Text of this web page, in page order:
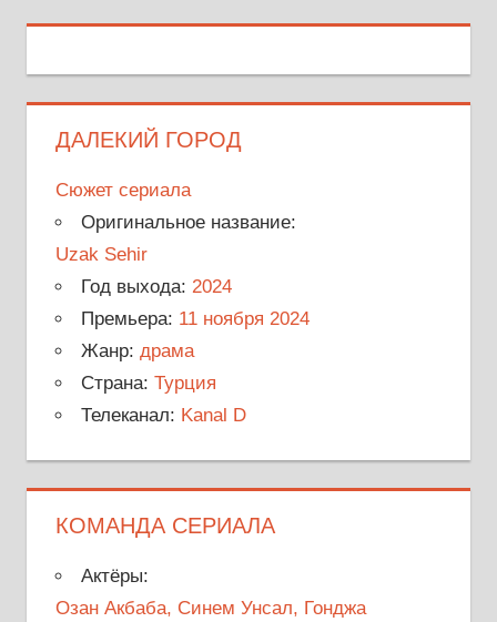
ДАЛЕКИЙ ГОРОД
Сюжет сериала
Оригинальное название:
Uzak Sehir
Год выхода: 2024
Премьера: 11 ноября 2024
Жанр: драма
Страна: Турция
Телеканал: Kanal D
КОМАНДА СЕРИАЛА
Актёры:
Озан Акбаба, Синем Унсал, Гонджа